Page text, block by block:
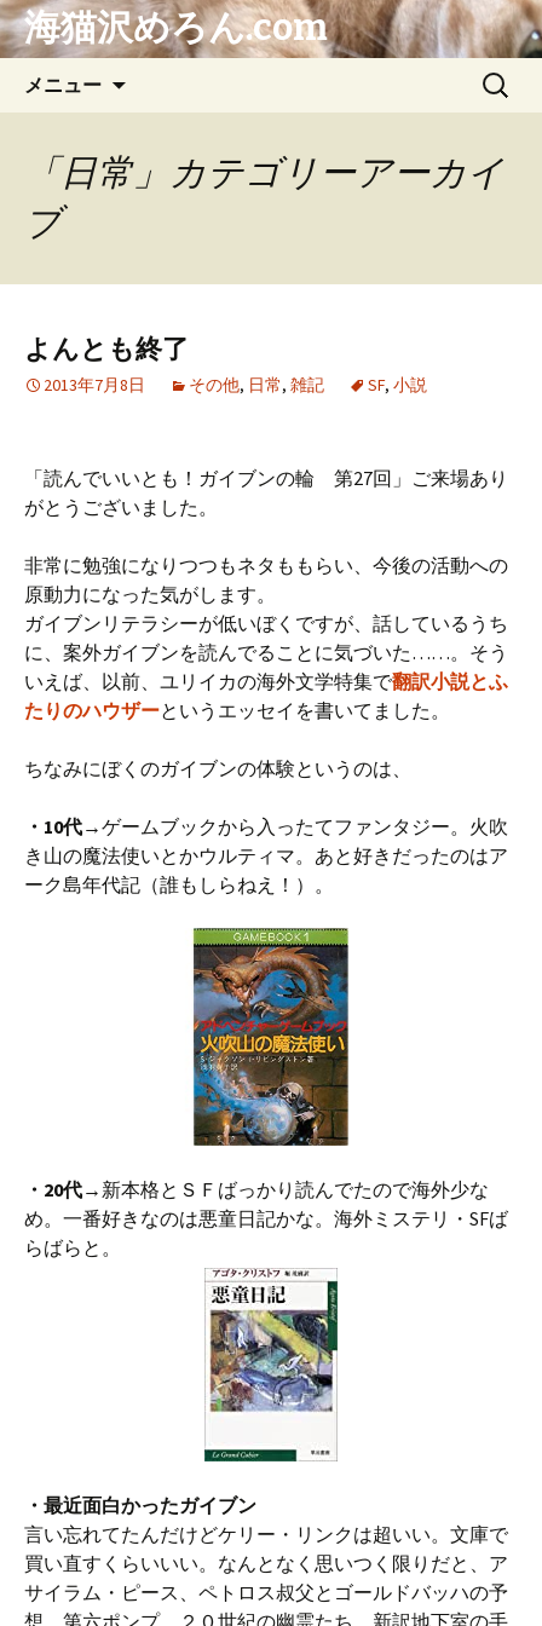
海猫沢めろん.com
メニュー
ン
ツ
プ
検
「日常」カテゴリーアーカイ
ブ
よんとも終了
2013年7月8日 その他, 日常, 雑記 SF, 小説
「読んでいいとも！ガイブンの輪 第27回」ご来場あり
がとうございました。
非常に勉強になりつつもネタももらい、今後の活動への
原動力になった気がします。
ガイブンリテラシーが低いぼくですが、話しているうち
に、案外ガイブンを読んでることに気づいた……。そう
いえば、以前、ユリイカの海外文学特集で翻訳小説とふ
たりのハウザーというエッセイを書いてました。
ちなみにぼくのガイブンの体験というのは、
・10代→ゲームブックから入ったてファンタジー。火吹
き山の魔法使いとかウルティマ。あと好きだったのはア
ーク島年代記（誰もしらねえ！）。
・20代→ 新本格とＳＦばっかり読んでたので海外少な
め。一番好きなのは悪童日記かな。海外ミステリ・SFば
らばらと。
・最近面白かったガイブン
言い忘れてたんだけどケリー・リンクは超いい。文庫で
買い直すくらいいい。なんとなく思いつく限りだと、ア
サイラム・ピース、ペトロス叔父とゴールドバッハの予
想、第六ポンプ、２０世紀の幽霊たち、新訳地下室の手